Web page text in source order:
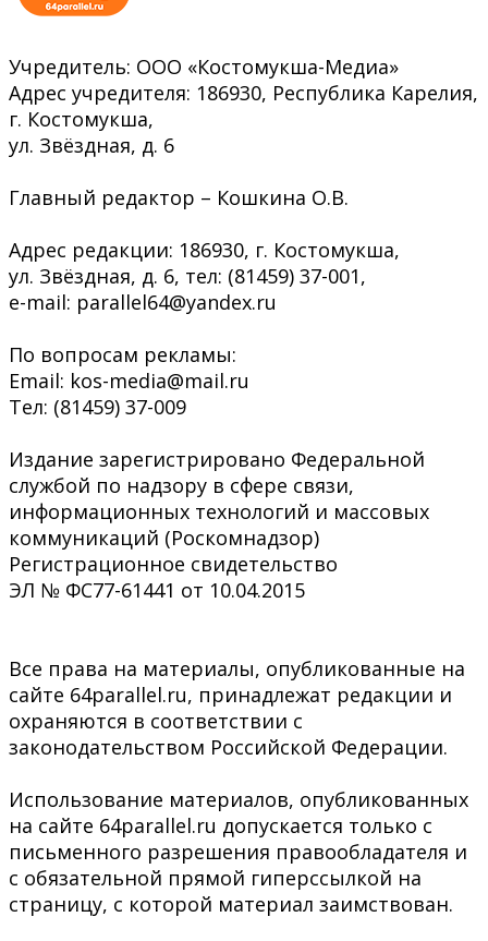
Учредитель: ООО «Костомукша-Медиа»
Адрес учредителя: 186930, Республика Карелия,
г. Костомукша,
ул. Звёздная, д. 6
Главный редактор – Кошкина О.В.
Адрес редакции: 186930, г. Костомукша,
ул. Звёздная, д. 6, тел: (81459) 37-001,
e-mail: parallel64@yandex.ru
По вопросам рекламы:
Email: kos-media@mail.ru
Тел: (81459) 37-009
Издание зарегистрировано Федеральной
службой по надзору в сфере связи,
информационных технологий и массовых
коммуникаций (Роскомнадзор)
Регистрационное свидетельство
ЭЛ № ФС77-61441 от 10.04.2015
Все права на материалы, опубликованные на
сайте 64parallel.ru, принадлежат редакции и
охраняются в соответствии с
законодательством Российской Федерации.
Использование материалов, опубликованных
на сайте 64parallel.ru допускается только с
письменного разрешения правообладателя и
с обязательной прямой гиперссылкой на
страницу, с которой материал заимствован.